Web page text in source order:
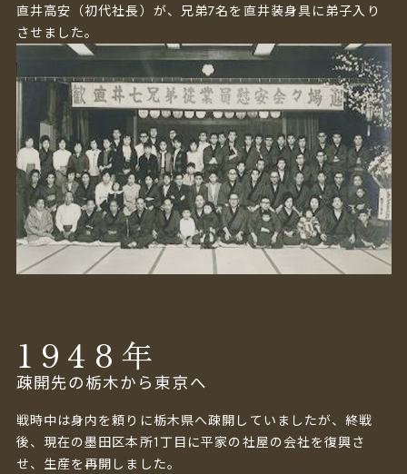
直井高安（初代社長）が、兄弟7名を直井装身具に弟子入り
させました。
1948 年
疎開先の栃木から東京へ
戦時中は身内を頼りに栃木県へ疎開していましたが、終戦
後、現在の墨田区本所1丁目に平家の社屋の会社を復興さ
せ、生産を再開しました。